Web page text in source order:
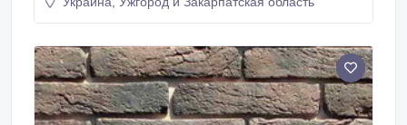
про Долину Туманів, що «оживають» за допомогою
гостями голосами відомих українців, таких як:
Володимир Горянський, Павло Зібров, Ольга
Сумська, Віталій Борисюк, Михайло Заливако,
LAUD, Анатолій Анатоліч та інші.